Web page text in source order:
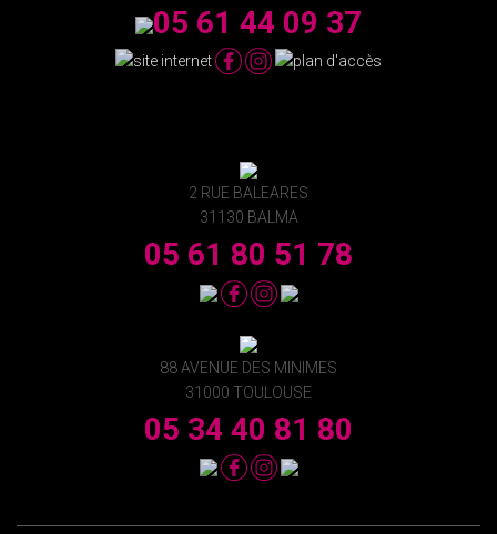
05 61 44 09 37
2 RUE BALEARES
31130 BALMA
05 61 80 51 78
88 AVENUE DES MINIMES
31000 TOULOUSE
05 34 40 81 80